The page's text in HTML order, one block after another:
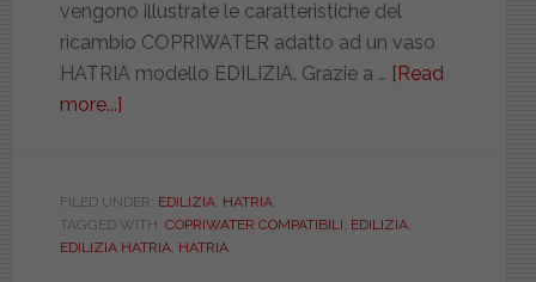
vengono illustrate le caratteristiche del
ricambio COPRIWATER adatto ad un vaso
HATRIA modello EDILIZIA. Grazie a … [Read
more...]
COMPATIBILE.
BIAD021NORMAEDIL
FILED UNDER: EDILIZIA, HATRIA
TAGGED WITH: COPRIWATER COMPATIBILI, EDILIZIA,
EDILIZIA HATRIA, HATRIA